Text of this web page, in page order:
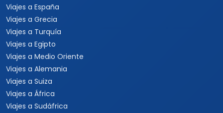
Viajes a España
Viajes a Grecia
Viajes a Turquía
Viajes a Egipto
Viajes a Medio Oriente
Viajes a Alemania
Viajes a Suiza
Viajes a África
Viajes a Sudáfrica